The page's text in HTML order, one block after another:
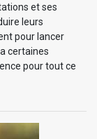
et ses
leurs
pour lancer
certaines
pour tout ce